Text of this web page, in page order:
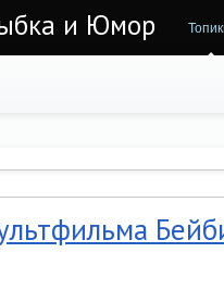
и Юмор